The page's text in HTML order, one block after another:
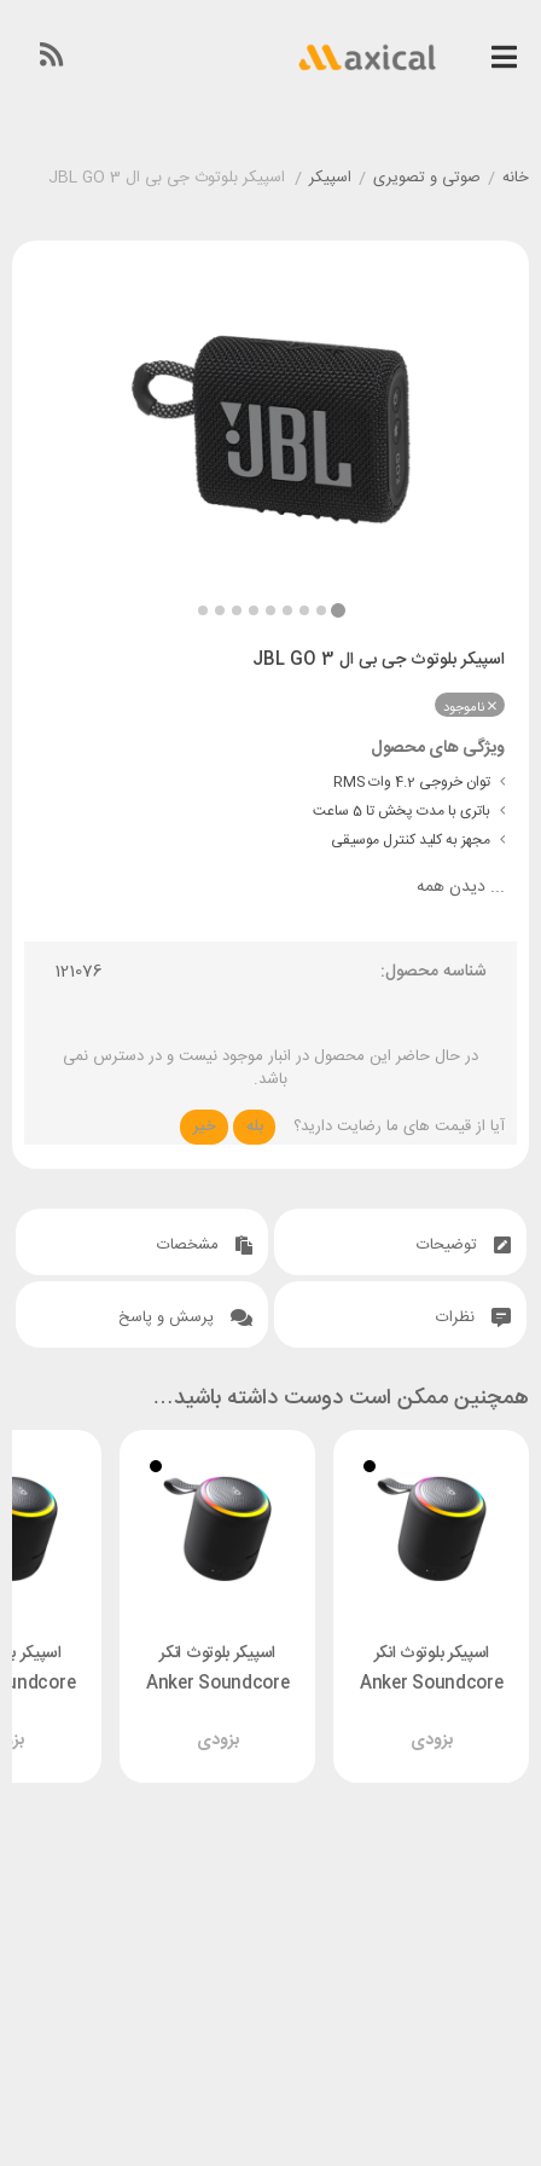
خانه / صوتی و تصویری / اسپیکر / اسپیکر بلوتوث جی بی ال JBL GO 3
اسپیکر بلوتوث جی بی ال JBL GO 3
ناموجود
ویژگی های محصول
توان خروجی 4.2 وات RMS
باتری با مدت پخش تا 5 ساعت
مجهز به کلید کنترل موسیقی
... دیدن همه
شناسه محصول: 121076
در حال حاضر این محصول در انبار موجود نیست و در دسترس نمی
باشد.
آیا از قیمت های ما رضایت دارید؟
بله خیر
توضیحات مشخصات
نظرات پرسش و پاسخ
همچنین ممکن است دوست داشته باشید…
اسپیکر بلوتوث انکر
Anker Soundcore
بزودی
اسپیکر بلوتوث انکر
Anker Soundcore
بزودی
اسپیکر